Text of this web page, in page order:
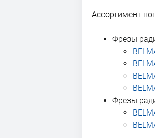
Ассортимент
Фрезы
Фрезы